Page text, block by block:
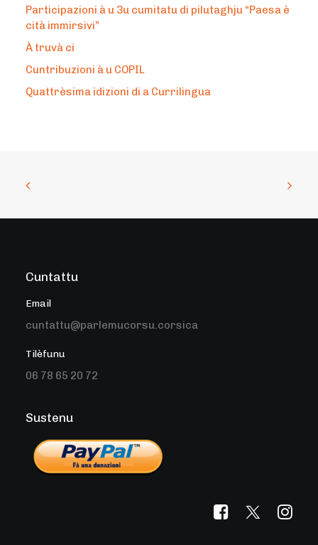
Participazioni à u 3u cumitatu di pilutaghju “Paesa è
cità immirsivi”
À truvà ci
Cuntribuzioni à u COPIL
Quattrèsima idizioni di a Currilingua
Cuntattu
Email
cuntattu@parlemucorsu.corsica
Tilèfunu
06 78 65 20 72
Sustenu